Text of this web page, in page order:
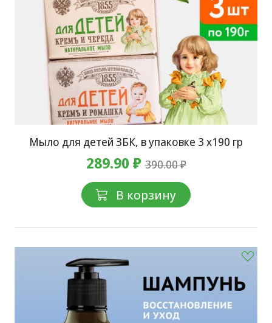
Мыло для детей ЗБК, в упаковке 3 х190 гр
289.90 ₽390.00 ₽
В корзину